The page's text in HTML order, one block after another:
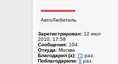
АвтоЛюбитель
Зарегистрирован: 12 июл
2010, 17:58
Сообщения: 104
Откуда: Москва
Благодарил (а): 75 раз.
Поблагодарили: 8 раз.